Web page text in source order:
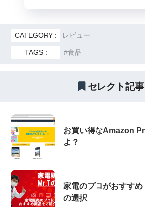
CATEGORY : レビュー
TAGS : 食品
セレクト記事
お買い得なAmazon
よ？
家電のプロがおすす
の選択